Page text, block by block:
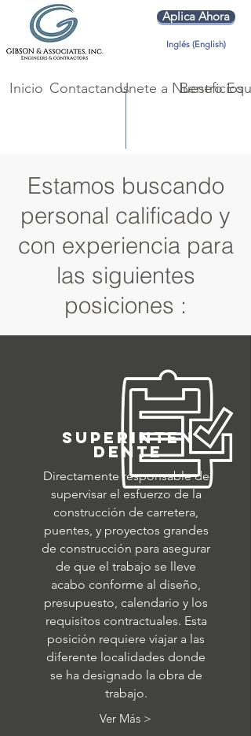
Inicio Contactanos
Aplica Ahora
Inglés (English)
Unete a Nuestro
Beneficios
Estamos buscando
personal calificado y
con experiencia para
las siguientes
posiciones :
superinten
dente
Directamente responsable de
supervisar el esfuerzo de la
construcción de carretera,
puentes, y proyectos grandes
de construcción para asegurar
de que el trabajo se lleve
acabo conforme al diseño,
presupuesto, calendario y los
requisitos contractuales. Esta
posición requiere viajar a las
diferente localidades donde
se ha designado la obra de
trabajo.
Ver Más >